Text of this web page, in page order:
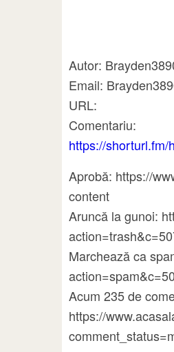
Autor:
Email:
URL:
Comentariu:
https://shorturl.fm/
Aprobă: https://
content
Aruncă la gunoi:
Marchează ca
Acum 235 de
https://